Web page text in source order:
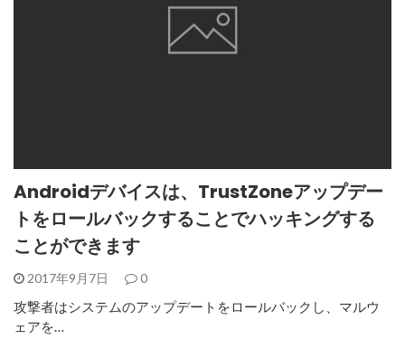
Androidデバイスは、TrustZoneアップデー
トをロールバックすることでハッキングする
ことができます
2017年9月7日 0
攻撃者はシステムのアップデートをロールバックし、マルウ
ェアを…